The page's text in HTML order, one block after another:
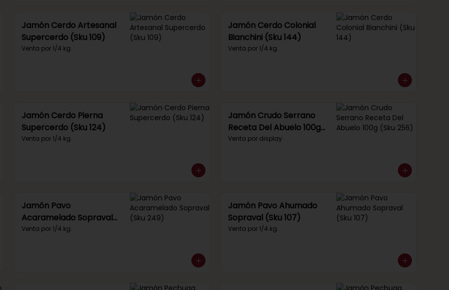
Jamón Cerdo Artesanal
Supercerdo (Sku 109)
Venta por 1/4 kg.
Jamón Cerdo Colonial
Bianchini (Sku 144)
Venta por 1/4 kg.
Jamón Cerdo Pierna
Supercerdo (Sku 124)
Venta por 1/4 kg.
Jamón Crudo Serrano
Receta Del Abuelo 100g
(Sku 256)
Venta por display.
Jamón Pavo
Acaramelado Sopraval
(Sku 249)
Venta por 1/4 kg.
Jamón Pavo Ahumado
Sopraval (Sku 107)
Venta por 1/4 kg.